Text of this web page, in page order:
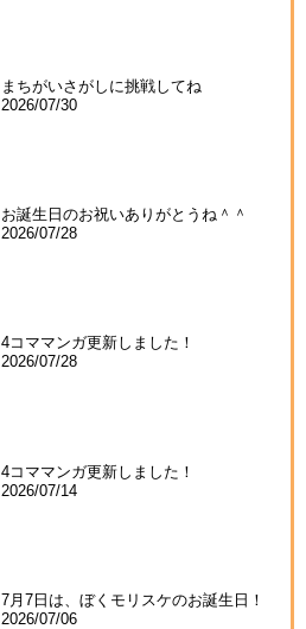
まちがいさがしに挑戦してね
2026/07/30
お誕生日のお祝いありがとうね＾＾
2026/07/28
4コママンガ更新しました！
2026/07/28
4コママンガ更新しました！
2026/07/14
7月7日は、ぼくモリスケのお誕生日！
2026/07/06